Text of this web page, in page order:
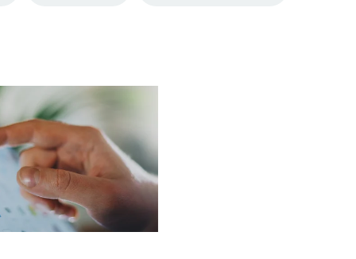
der die
Arbeit mit Excel
einfach macht
vollbringt mit der
und Vereinfachung
Kalkulationen sowie der